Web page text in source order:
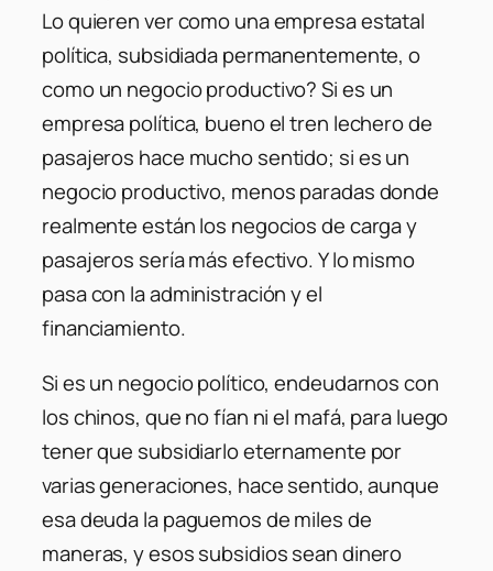
Lo quieren ver como una empresa estatal
política, subsidiada permanentemente, o
como un negocio productivo? Si es un
empresa política, bueno el tren lechero de
pasajeros hace mucho sentido; si es un
negocio productivo, menos paradas donde
realmente están los negocios de carga y
pasajeros sería más efectivo. Y lo mismo
pasa con la administración y el
financiamiento.
Si es un negocio político, endeudarnos con
los chinos, que no fían ni el mafá, para luego
tener que subsidiarlo eternamente por
varias generaciones, hace sentido, aunque
esa deuda la paguemos de miles de
maneras, y esos subsidios sean dinero